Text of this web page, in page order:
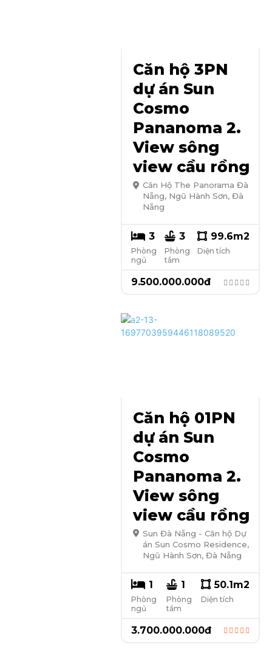
Căn hộ 3PN
dự án Sun
Cosmo
Pananoma 2.
View sông
view cầu rồng
Căn Hộ The Panorama Đà
Nẵng, Ngũ Hành Sơn, Đà
Nẵng
3
Phòng
ngủ
3
Phòng
tắm
99.6m2
Diện tích
9.500.000.000đ
Căn hộ 01PN
dự án Sun
Cosmo
Pananoma 2.
View sông
view cầu rồng
Sun Đà Nẵng - Căn hộ Dự
án Sun Cosmo Residence,
Ngũ Hành Sơn, Đà Nẵng
1
Phòng
ngủ
1
Phòng
tắm
50.1m2
Diện tích
3.700.000.000đ